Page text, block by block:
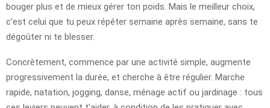
bouger plus et de mieux gérer ton poids. Mais le meilleur choix,
c’est celui que tu peux répéter semaine après semaine, sans te
dégoûter ni te blesser.
Concrètement, commence par une activité simple, augmente
progressivement la durée, et cherche à être régulier. Marche
rapide, natation, jogging, danse, ménage actif ou jardinage : tous